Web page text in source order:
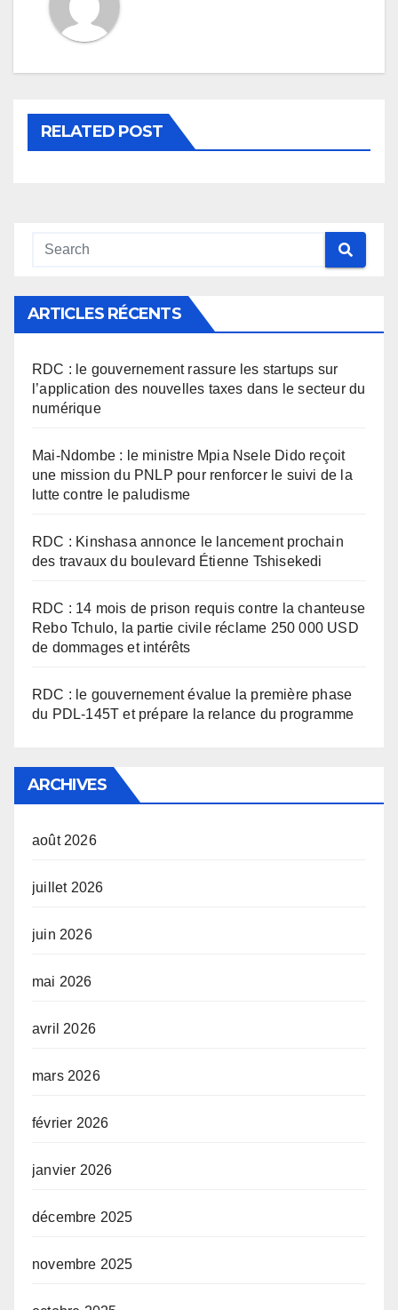
RELATED POST
ARTICLES RÉCENTS
RDC : le gouvernement rassure les startups sur
l’application des nouvelles taxes dans le secteur du
numérique
Mai-Ndombe : le ministre Mpia Nsele Dido reçoit
une mission du PNLP pour renforcer le suivi de la
lutte contre le paludisme
RDC : Kinshasa annonce le lancement prochain
des travaux du boulevard Étienne Tshisekedi
RDC : 14 mois de prison requis contre la chanteuse
Rebo Tchulo, la partie civile réclame 250 000 USD
de dommages et intérêts
RDC : le gouvernement évalue la première phase
du PDL-145T et prépare la relance du programme
ARCHIVES
août 2026
juillet 2026
juin 2026
mai 2026
avril 2026
mars 2026
février 2026
janvier 2026
décembre 2025
novembre 2025